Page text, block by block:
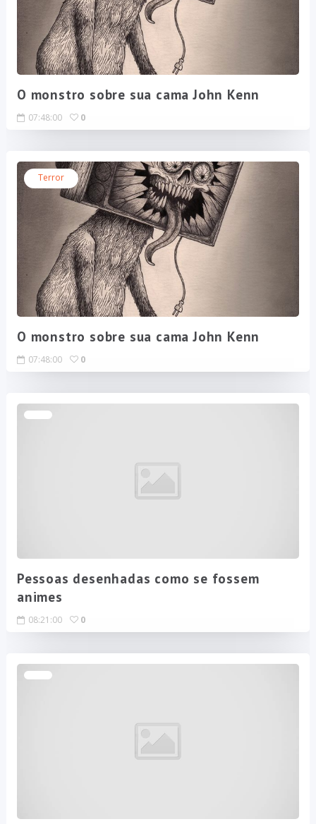
O monstro sobre sua cama John Kenn
07:48:00 0
Terror
O monstro sobre sua cama John Kenn
07:48:00 0
Pessoas desenhadas como se fossem
animes
08:21:00 0